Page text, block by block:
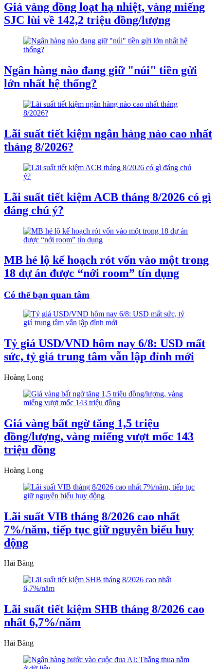
Giá vàng đồng loạt hạ nhiệt, vàng miếng
SJC lùi về 142,2 triệu đồng/lượng
Ngân hàng nào đang giữ "núi" tiền gửi
lớn nhất hệ thống?
Lãi suất tiết kiệm ngân hàng nào cao nhất
tháng 8/2026?
Lãi suất tiết kiệm ACB tháng 8/2026 có gì
đáng chú ý?
MB hé lộ kế hoạch rót vốn vào một trong
18 dự án được “nới room” tín dụng
Có thể bạn quan tâm
Tỷ giá USD/VND hôm nay 6/8: USD mất
sức, tỷ giá trung tâm vẫn lập đỉnh mới
Hoàng Long
Giá vàng bất ngờ tăng 1,5 triệu
đồng/lượng, vàng miếng vượt mốc 143
triệu đồng
Hoàng Long
Lãi suất VIB tháng 8/2026 cao nhất
7%/năm, tiếp tục giữ nguyên biểu huy
động
Hải Băng
Lãi suất tiết kiệm SHB tháng 8/2026 cao
nhất 6,7%/năm
Hải Băng